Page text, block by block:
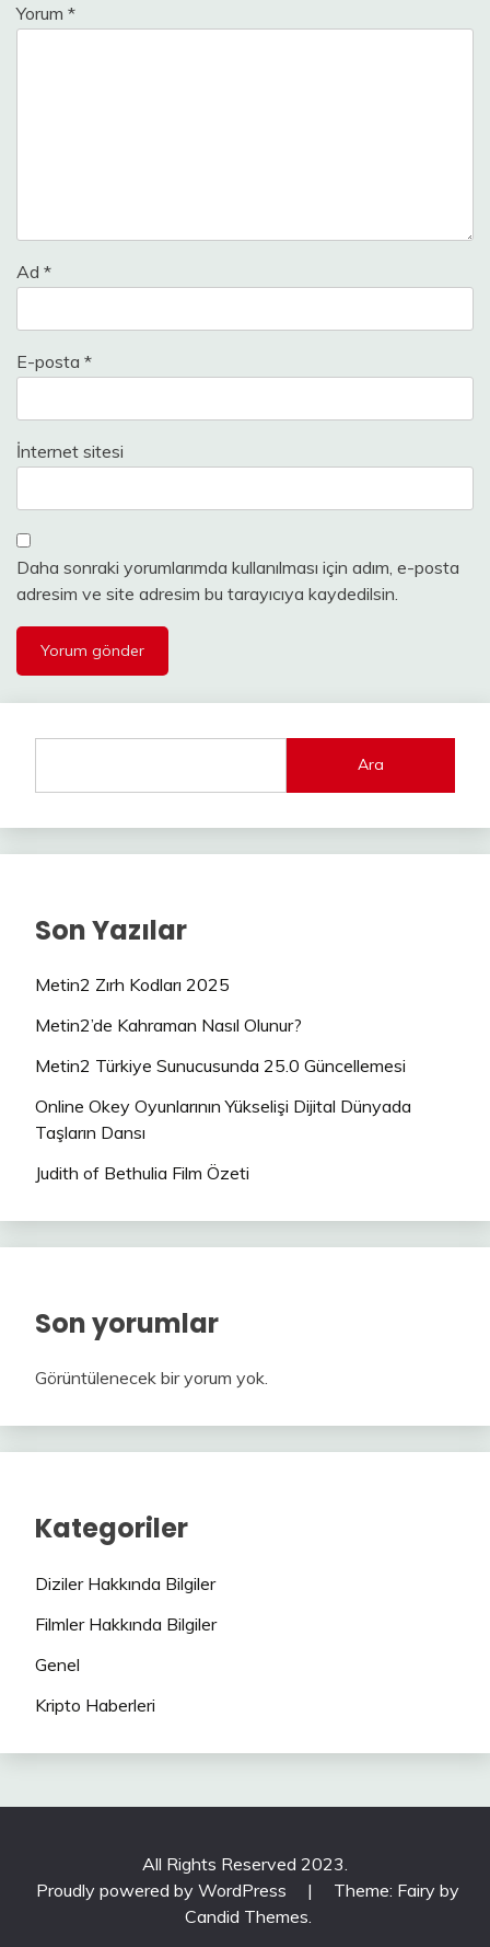
Yorum *
Ad *
E-posta *
İnternet sitesi
Daha sonraki yorumlarımda kullanılması için adım, e-posta
adresim ve site adresim bu tarayıcıya kaydedilsin.
Ara
Son Yazılar
Metin2 Zırh Kodları 2025
Metin2’de Kahraman Nasıl Olunur?
Metin2 Türkiye Sunucusunda 25.0 Güncellemesi
Online Okey Oyunlarının Yükselişi Dijital Dünyada
Taşların Dansı
Judith of Bethulia Film Özeti
Son yorumlar
Görüntülenecek bir yorum yok.
Kategoriler
Diziler Hakkında Bilgiler
Filmler Hakkında Bilgiler
Genel
Kripto Haberleri
All Rights Reserved 2023.
Proudly powered by WordPress
|
Theme: Fairy by
Candid Themes